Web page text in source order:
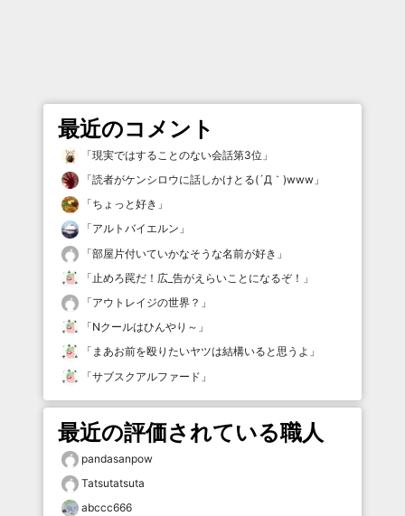
最近のコメント
「現実ではすることのない会話第3位 」
「読者がケンシロウに話しかけとる(´Д｀)www 」
「ちょっと好き 」
「アルトバイエルン 」
「部屋片付いていかなそうな名前が好き 」
「 止めろ罠だ！広_告がえらいことになるぞ！ 」
「アウトレイジの世界？ 」
「Nクールはひんやり～ 」
「 まあお前を殴りたいヤツは結構いると思うよ 」
「サブスクアルファード 」
最近の評価されている職人
pandasanpow
Tatsutatsuta
abccc666